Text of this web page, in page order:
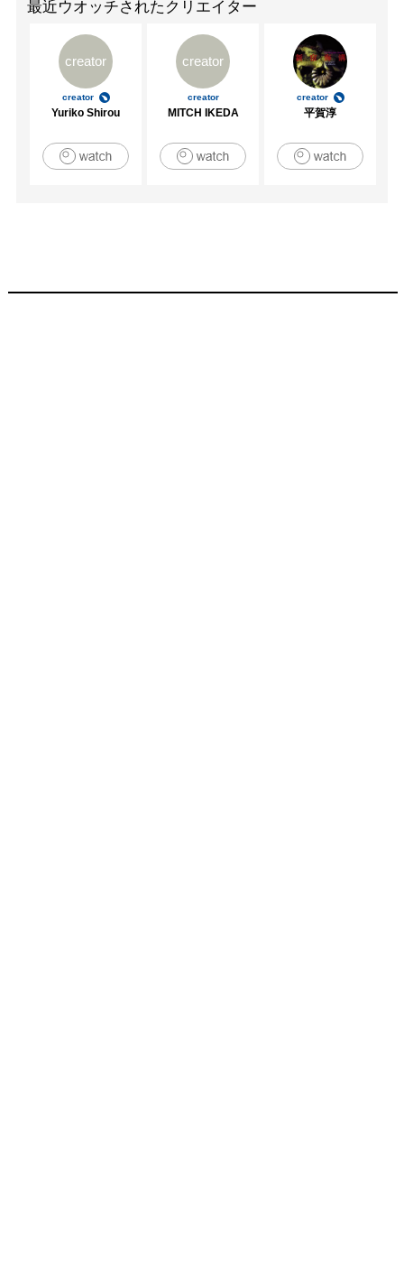
最近ウオッチされたクリエイター
creator
creator
Yuriko Shirou
creator
creator
MITCH IKEDA
creator
平賀淳